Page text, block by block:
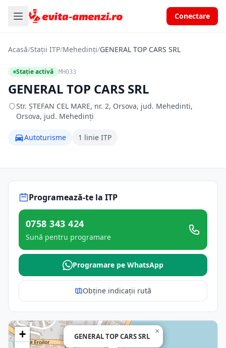
Conectare
Acasă/Stații ITP/Mehedinți/GENERAL TOP CARS SRL
Stație activă MH033
GENERAL TOP CARS SRL
Str. ŞTEFAN CEL MARE, nr. 2, Orsova, jud. Mehedinti,
Orsova, jud. Mehedinți
Autoturisme 1 linie ITP
Programează-te la ITP
0758 343 424
Sună pentru programare
Programare pe WhatsApp
Obține indicații rută
GENERAL TOP CARS SRL
×
+